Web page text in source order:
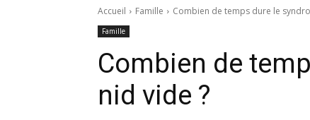
Accueil Famille Combien de temps dure le
Famille
Combien de
nid vide ?